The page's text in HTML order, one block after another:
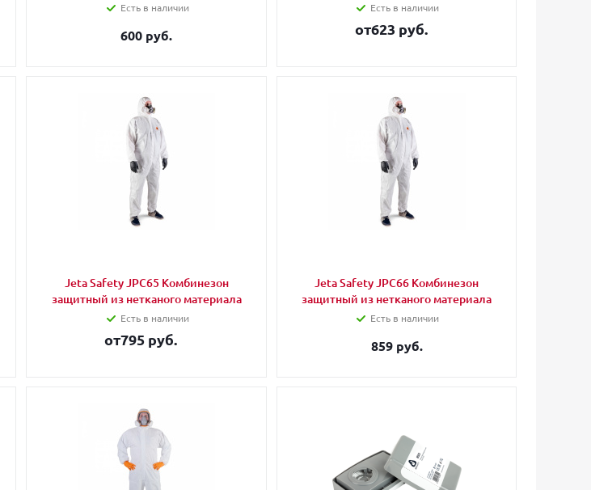
Есть в наличии
600 руб.
Есть в наличии
от623 руб.
Jeta Safety JPC65 Комбинезон
защитный из нетканого материала
Есть в наличии
от795 руб.
Jeta Safety JPC66 Комбинезон
защитный из нетканого материала
Есть в наличии
859 руб.